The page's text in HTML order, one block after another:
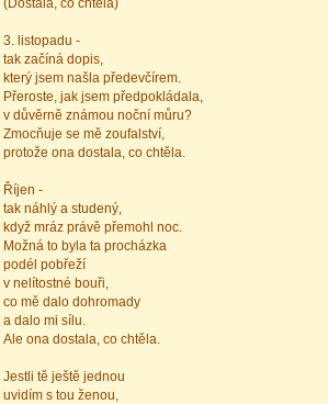
3. listopadu -
tak začíná dopis,
který jsem našla předevčírem.
Přeroste, jak jsem předpokládala,
v důvěrně známou noční můru?
Zmocňuje se mě zoufalství,
protože ona dostala, co chtěla.
Říjen -
tak náhlý a studený,
když mráz právě přemohl noc.
Možná to byla ta procházka
podél pobřeží
v nelítostné bouři,
co mě dalo dohromady
a dalo mi sílu.
Ale ona dostala, co chtěla.
Jestli tě ještě jednou
uvidím s tou ženou,